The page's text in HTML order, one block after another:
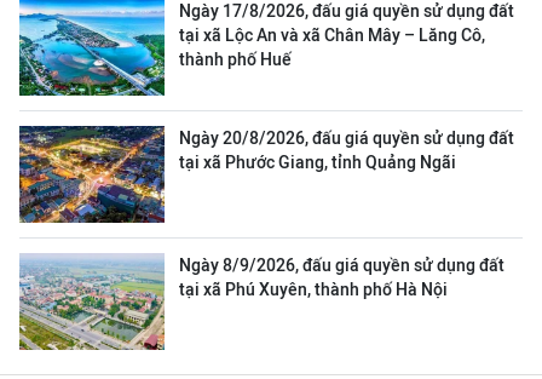
Ngày 17/8/2026, đấu giá quyền sử dụng đất
tại xã Lộc An và xã Chân Mây – Lăng Cô,
thành phố Huế
Ngày 20/8/2026, đấu giá quyền sử dụng đất
tại xã Phước Giang, tỉnh Quảng Ngãi
Ngày 8/9/2026, đấu giá quyền sử dụng đất
tại xã Phú Xuyên, thành phố Hà Nội